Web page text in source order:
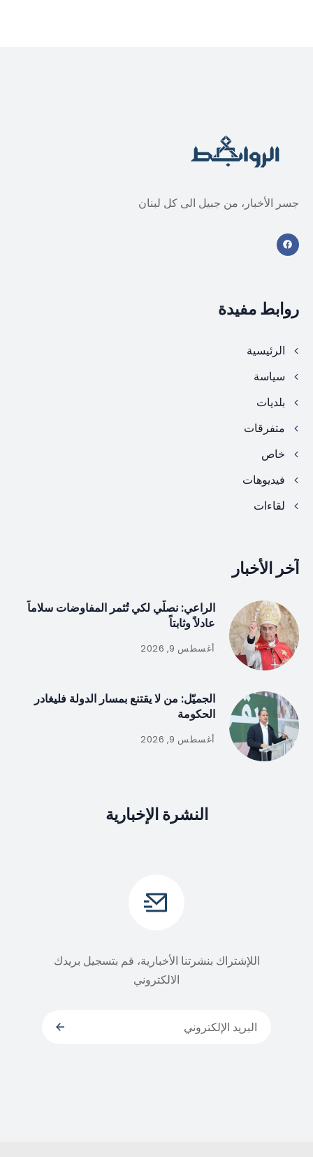
جسر الأخبار، من جبيل الى كل لبنان
روابط مفيدة
الرئيسية
سياسة
بلديات
متفرقات
خاص
فيديوهات
لقاءات
آخر الأخبار
الراعي: نصلّي لكي تُثمر المفاوضات سلاماً
عادلاً وثابتاً
أغسطس 9, 2026
الجميّل: من لا يقتنع بمسار الدولة فليغادر
الحكومة
أغسطس 9, 2026
النشرة الإخبارية
اللإشتراك بنشرتنا الأخبارية، قم بتسجيل بريدك
الالكتروني